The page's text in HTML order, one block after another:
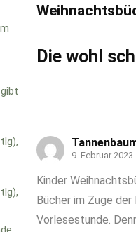
Die wohl
9. Februar 2023
Kinder
Bücher im Zuge
Vorlesestunde.